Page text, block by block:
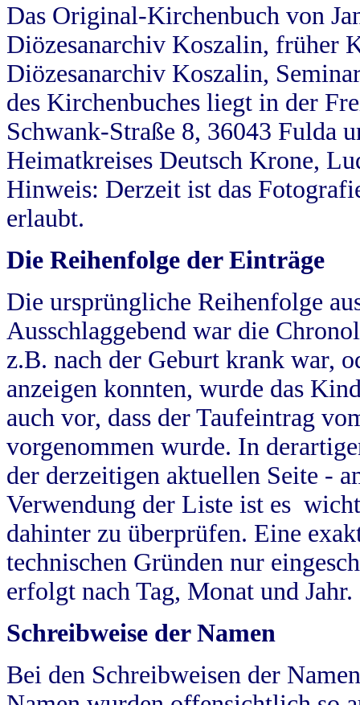
Das Original-Kirchenbuch von
Diözesanarchiv Koszalin, früher
Diözesanarchiv Koszalin,
des Kirchenbuches liegt in der
Schwank-Straße 8, 36043 Fulda
Heimatkreises Deutsch Krone,
Hinweis: Derzeit ist das
erlaubt.
Die Reihenfolge der Einträge
Die ursprüngliche Reihenfolge
Ausschlaggebend war die
z.B. nach der Geburt krank war,
anzeigen konnten, wurde das
auch vor, dass der Taufeintrag
vorgenommen wurde. In
der derzeitigen aktuellen Seite -
Verwendung der Liste ist es
dahinter zu überprüfen. Eine
technischen Gründen nur
erfolgt nach Tag, Monat und Jahr.
Schreibweise der Namen
Bei den Schreibweisen der